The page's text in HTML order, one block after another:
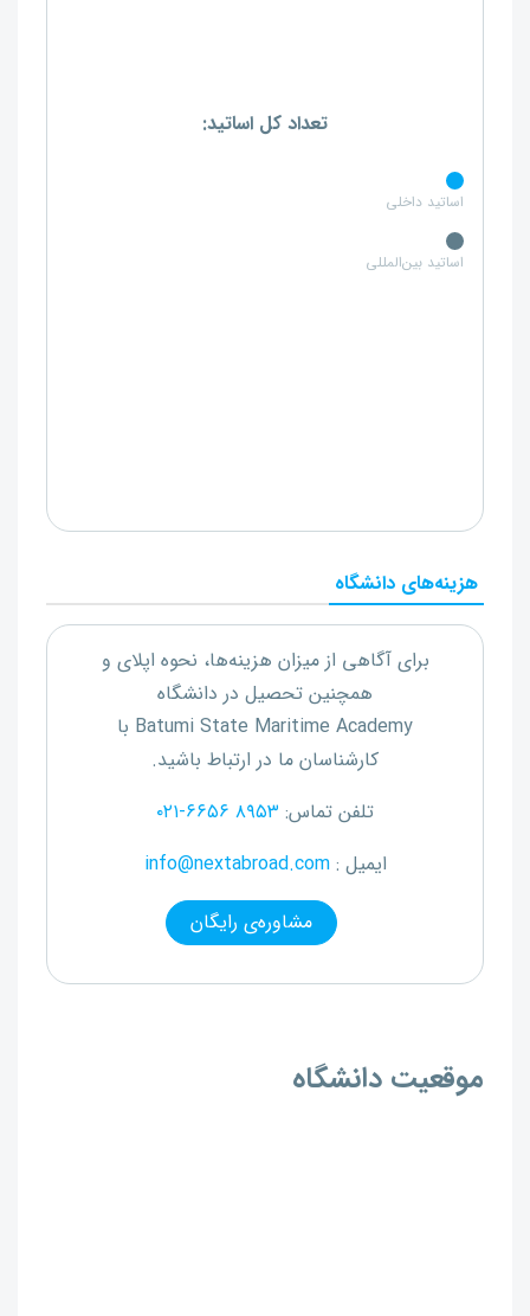
تعداد کل اساتید:
اساتید داخلی
اساتید بین‌المللی
هزینه‌های دانشگاه
برای آگاهی از میزان هزینه‌ها، نحوه اپلای و
همچنین تحصیل در دانشگاه
Batumi State Maritime Academy با
کارشناسان ما در ارتباط باشید.
تلفن تماس: ۰۲۱-۶۶۵۶ ۸۹۵۳
ایمیل :info@nextabroad.com
مشاوره‌ی رایگان
موقعیت دانشگاه